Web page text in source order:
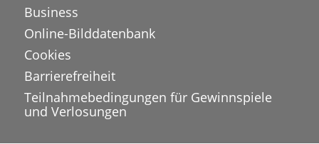
Business
Online-Bilddatenbank
Cookies
Barrierefreiheit
Teilnahmebedingungen für Gewinnspiele
und Verlosungen